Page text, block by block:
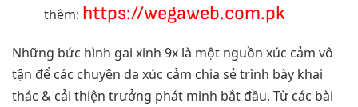
thêm: https://wegaweb.com.pk
Những bức hình gai xinh 9x là một nguồn xúc cảm vô
tận để các chuyên da xúc cảm chia sẻ trình bày khai
thác & cải thiện trưởng phát minh bắt đầu. Từ các bài